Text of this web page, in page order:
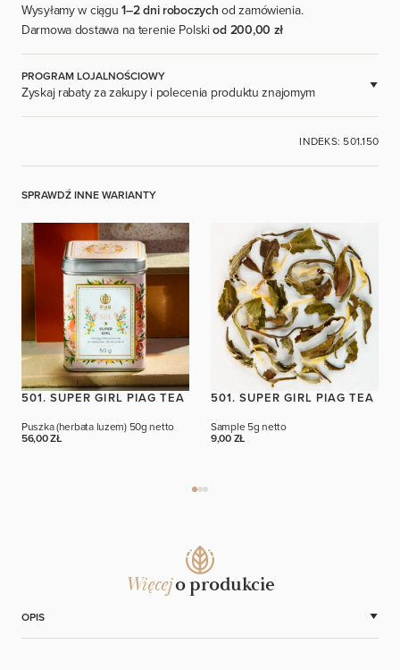
Wysyłamy w ciągu1–2 dni roboczych od zamówienia.
Darmowa dostawa na terenie Polskiod 200,00 zł
PROGRAM LOJALNOŚCIOWY
Zyskaj rabaty za zakupy i polecenia produktu znajomym
ZALOGUJ SIĘ
INDEKS: 501.150
SPRAWDŹ INNE WARIANTY
501. SUPER GIRL PIAG TEA
Puszka (herbata luzem) 50g netto
56,00 ZŁ
501. SUPER GIRL PIAG TEA
Sample5g netto
9,00 ZŁ
Więcejo produkcie
OPIS